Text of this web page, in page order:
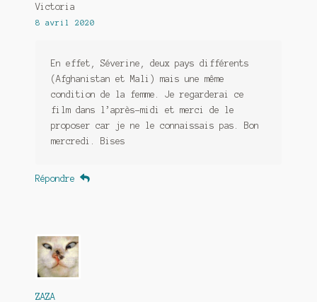
Victoria
8 avril 2020
En effet, Séverine, deux pays différents
(Afghanistan et Mali) mais une même
condition de la femme. Je regarderai ce
film dans l’après-midi et merci de le
proposer car je ne le connaissais pas. Bon
mercredi. Bises
Répondre
ZAZA